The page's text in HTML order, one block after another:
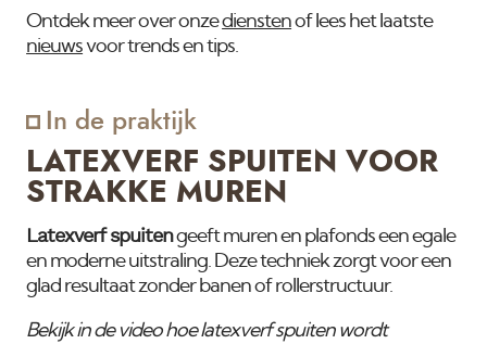
Ontdek meer over onzedienstenof lees het laatste
nieuwsvoor trends en tips.
In de praktijk
LATEXVERF SPUITEN VOOR
STRAKKE MUREN
Latexverf spuitengeeft muren en plafonds een egale
en moderne uitstraling. Deze techniek zorgt voor een
glad resultaat zonder banen of rollerstructuur.
Bekijk in de video hoe latexverf spuiten wordt